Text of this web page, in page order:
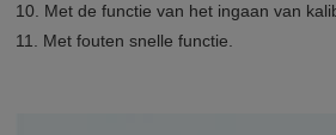
10. Met de functie van het ingaan van
11. Met fouten snelle functie.